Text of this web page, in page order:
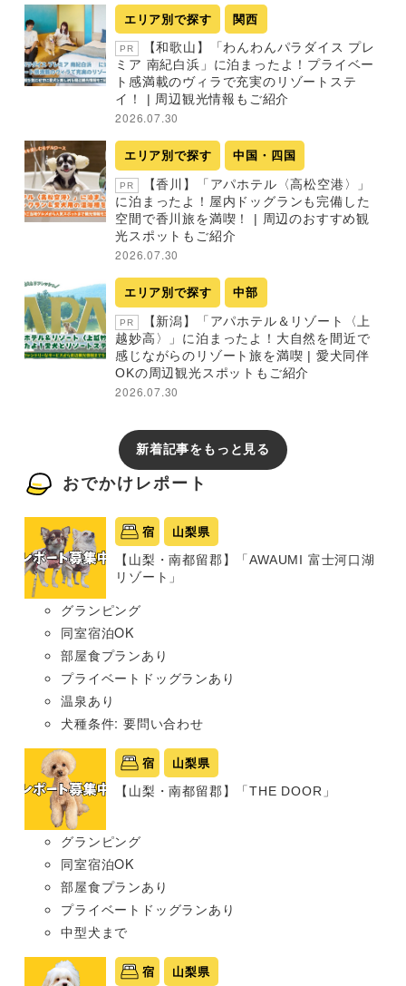
エリア別で探す 関西
PR
【和歌山】「わんわんパラダイス プレ
ミア 南紀白浜」に泊まったよ！プライベー
ト感満載のヴィラで充実のリゾートステ
イ！ | 周辺観光情報もご紹介
2026.07.30
エリア別で探す 中国・四国
PR
【香川】「アパホテル〈高松空港〉」
に泊まったよ！屋内ドッグランも完備した
空間で香川旅を満喫！ | 周辺のおすすめ観
光スポットもご紹介
2026.07.30
エリア別で探す 中部
PR
【新潟】「アパホテル＆リゾート〈上
越妙高〉」に泊まったよ！大自然を間近で
感じながらのリゾート旅を満喫 | 愛犬同伴
OKの周辺観光スポットもご紹介
2026.07.30
新着記事をもっと見る
おでかけレポート
宿 山梨県
【山梨・南都留郡】「AWAUMI 富士河口湖
リゾート」
グランピング
同室宿泊OK
部屋食プランあり
プライベートドッグランあり
温泉あり
犬種条件: 要問い合わせ
宿 山梨県
【山梨・南都留郡】「THE DOOR」
グランピング
同室宿泊OK
部屋食プランあり
プライベートドッグランあり
中型犬まで
宿 山梨県